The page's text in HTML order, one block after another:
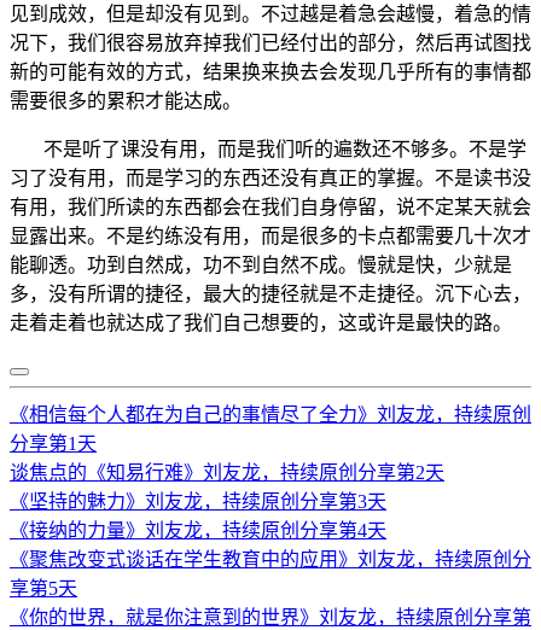
见到成效，但是却没有见到。不过越是着急会越慢，着急的情
况下，我们很容易放弃掉我们已经付出的部分，然后再试图找
新的可能有效的方式，结果换来换去会发现几乎所有的事情都
需要很多的累积才能达成。
不是听了课没有用，而是我们听的遍数还不够多。不是学
习了没有用，而是学习的东西还没有真正的掌握。不是读书没
有用，我们所读的东西都会在我们自身停留，说不定某天就会
显露出来。不是约练没有用，而是很多的卡点都需要几十次才
能聊透。功到自然成，功不到自然不成。慢就是快，少就是
多，没有所谓的捷径，最大的捷径就是不走捷径。沉下心去，
走着走着也就达成了我们自己想要的，这或许是最快的路。
《相信每个人都在为自己的事情尽了全力》刘友龙，持续原创
分享第1天
谈焦点的《知易行难》刘友龙，持续原创分享第2天
《坚持的魅力》刘友龙，持续原创分享第3天
《接纳的力量》刘友龙，持续原创分享第4天
《聚焦改变式谈话在学生教育中的应用》刘友龙，持续原创分
享第5天
《你的世界，就是你注意到的世界》刘友龙，持续原创分享第